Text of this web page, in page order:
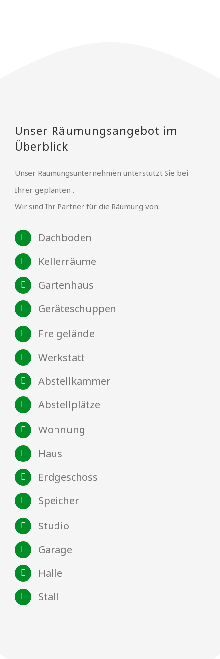
Unser Räumungsangebot im
Überblick
Unser Räumungsunternehmen unterstützt Sie bei
Ihrer geplanten .
Wir sind Ihr Partner für die Räumung von:
Dachboden
Kellerräume
Gartenhaus
Geräteschuppen
Freigelände
Werkstatt
Abstellkammer
Abstellplätze
Wohnung
Haus
Erdgeschoss
Speicher
Studio
Garage
Halle
Stall